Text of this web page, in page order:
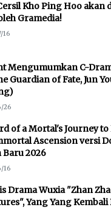
Kho Ping Hoo akan
Gramedia!
16
Mengumumkan C-
Guardian of Fate, Jun
26
of a Mortal's Journey
Ascension versi
Baru 2026
16
Drama Wuxia "Zhan
Yang Yang Kembali